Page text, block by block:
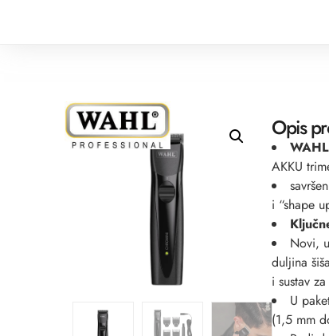
Opis
AKKU
i “shape
Novi,
duljina
i sustav
U
(1,5 mm